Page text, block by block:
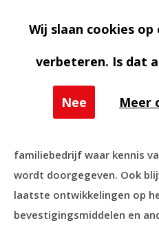
loshalen verminderd.
Peels Haarmode. Wij
goed en eerlijk advies
Peels Haarmode is een
familiebedrijf waar kennis
wordt doorgegeven. Ook
laatste ontwikkelingen op
bevestigingsmiddelen en
Wij slaan cookies
verbeteren. Is dat
Nee Meer